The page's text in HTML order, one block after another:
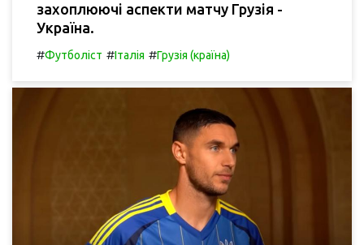
захоплюючі аспекти матчу Грузія -
Україна.
#Футболіст #Італія #Грузія (країна)